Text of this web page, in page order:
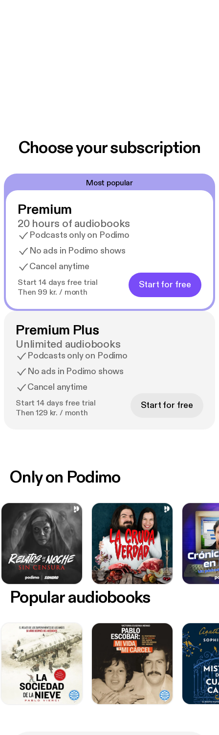
Choose your subscription
Most popular
Premium
20 hours of audiobooks
Podcasts only on Podimo
No ads in Podimo shows
Cancel anytime
Start 14 days free trial
Then 99 kr. / month
Start for free
Premium Plus
Unlimited audiobooks
Podcasts only on Podimo
No ads in Podimo shows
Cancel anytime
Start 14 days free trial
Then 129 kr. / month
Start for free
Only on Podimo
Popular audiobooks